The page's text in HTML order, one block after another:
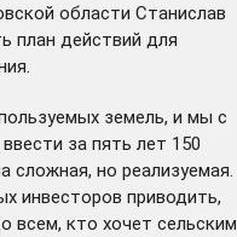
области Станислав
план действий для
земель, и мы с
за пять лет 150
сложная, но реализуемая.
инвесторов приводить,
всем, кто хочет сельским